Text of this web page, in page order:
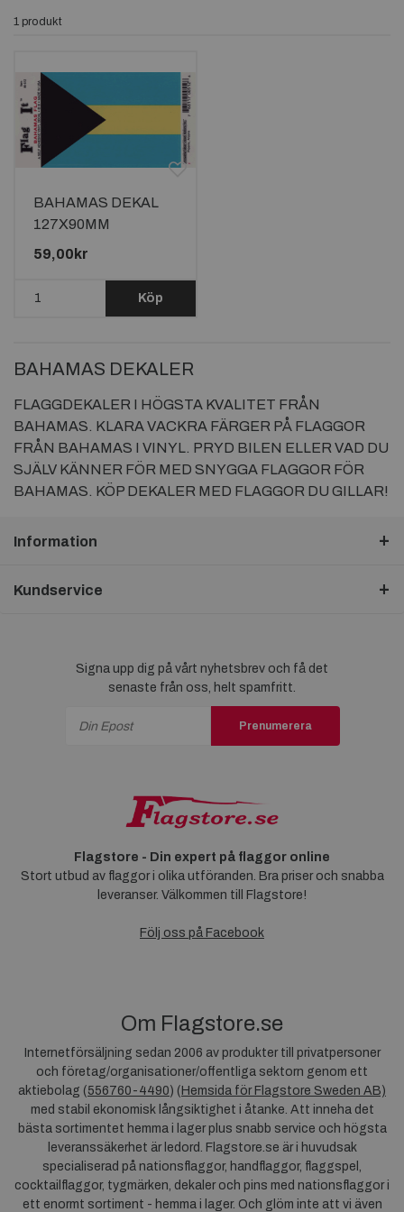
1 produkt
BAHAMAS DEKAL
127X90MM
59,00kr
Köp
BAHAMAS DEKALER
FLAGGDEKALER I HÖGSTA KVALITET FRÅN
BAHAMAS. KLARA VACKRA FÄRGER PÅ FLAGGOR
FRÅN BAHAMAS I VINYL. PRYD BILEN ELLER VAD DU
SJÄLV KÄNNER FÖR MED SNYGGA FLAGGOR FÖR
BAHAMAS. KÖP DEKALER MED FLAGGOR DU GILLAR!
Information
Kundservice
Signa upp dig på vårt nyhetsbrev och få det
senaste från oss, helt spamfritt.
Prenumerera
Flagstore - Din expert på flaggor online
Stort utbud av flaggor i olika utföranden. Bra priser och snabba
leveranser. Välkommen till Flagstore!
Följ oss på Facebook
Om Flagstore.se
Internetförsäljning sedan 2006 av produkter till privatpersoner
och företag/organisationer/offentliga sektorn genom ett
aktiebolag (556760-4490) ( Hemsida för Flagstore Sweden AB)
med stabil ekonomisk långsiktighet i åtanke. Att inneha det
bästa sortimentet hemma i lager plus snabb service och högsta
leveranssäkerhet är ledord. Flagstore.se är i huvudsak
specialiserad på nationsflaggor, handflaggor, flaggspel,
cocktailflaggor, tygmärken, dekaler och pins med nationsflaggor i
ett enormt sortiment - hemma i lager. Och glöm inte att vi även